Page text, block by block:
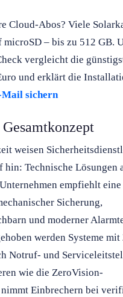
Cloud-Abos? Viele
– bis zu 512 GB.
vergleicht die
und erklärt die
Mail sichern
weisen
hin: Technische Lösungen
empfiehlt eine
Sicherung,
und moderner
werden Systeme mit
Notruf- und
wie die ZeroVision-
nimmt Einbrechern bei